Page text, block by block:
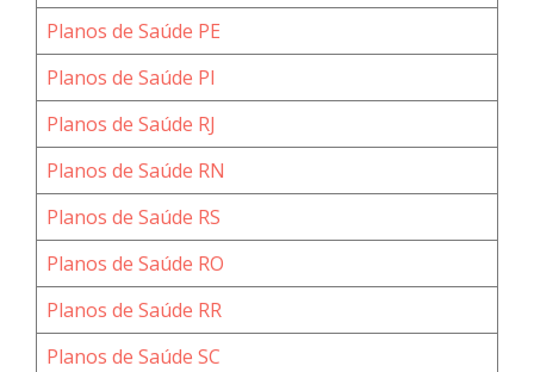
Planos de Saúde PE
Planos de Saúde PI
Planos de Saúde RJ
Planos de Saúde RN
Planos de Saúde RS
Planos de Saúde RO
Planos de Saúde RR
Planos de Saúde SC